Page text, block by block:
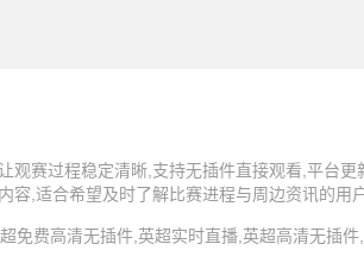
观赛过程稳定清晰,支持无插件直接观看,平台
容,适合希望及时了解比赛进程与周边资讯的用
费高清无插件,英超实时直播,英超高清无插